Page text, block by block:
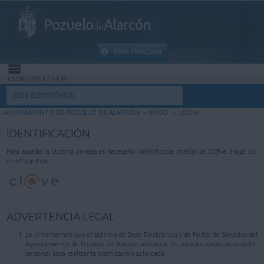
PozuelodeAlarcón
ÁREA PERSONAL
INICIO
MI CARPETA
INFORMACIÓN MUNICIPAL
AYUDA
06/08/2026 17:24:49
SEDE ELECTRÓNICA
AYUNTAMIENTO DE POZUELO DE ALARCÓN > INICIO > LOGIN
IDENTIFICACIÓN
Para acceder a la zona privada es necesario identificarse mediante Cl@ve. Haga clic
en el logotipo.
ADVERTENCIA LEGAL
Le informamos que el sistema de Sede Electrónica y de Portal de Servicios del
Ayuntamiento de Pozuelo de Alarcón solicita a los usuarios datos de carácter
personal para realizar la tramitación solicitada.